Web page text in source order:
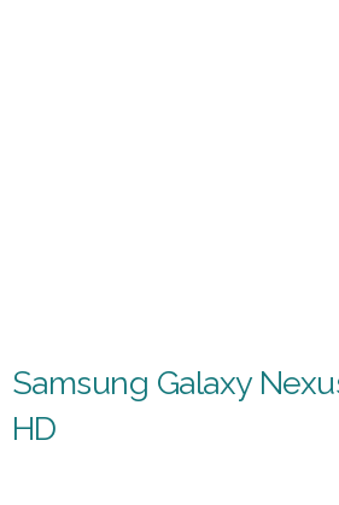
Samsung Galaxy
HD